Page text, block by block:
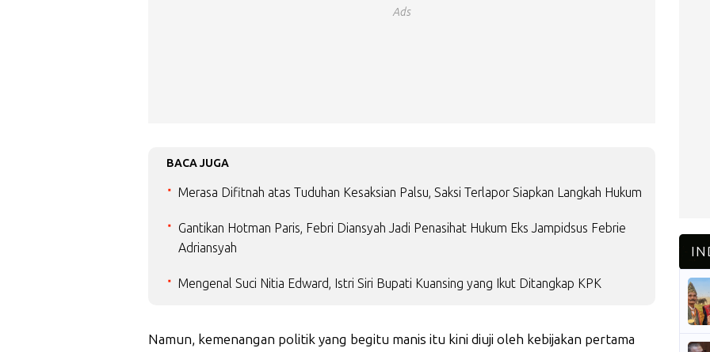
Ads
BACA JUGA
Merasa Difitnah atas Tuduhan Kesaksian Palsu, Saksi Terlapor Siapkan Langkah Hukum
Gantikan Hotman Paris, Febri Diansyah Jadi Penasihat Hukum Eks Jampidsus Febrie
Adriansyah
Mengenal Suci Nitia Edward, Istri Siri Bupati Kuansing yang Ikut Ditangkap KPK
Namun, kemenangan politik yang begitu manis itu kini diuji oleh kebijakan pertama